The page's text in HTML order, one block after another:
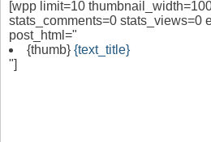
[wpp limit=10
stats_comments=0 stats_views=0
post_html="
{thumb} {text_title}
"]